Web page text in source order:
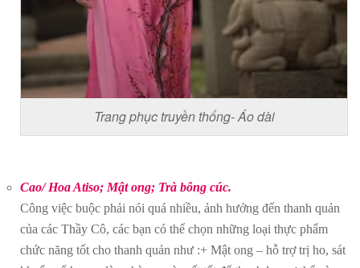
Trang phục truyền thống- Áo dài
Cao/ Hoa Atiso; Mật ong; Trà bông cúc.
Công việc buộc phải nói quá nhiều, ảnh hưởng đến thanh quản
của các Thầy Cô, các bạn có thể chọn những loại thực phẩm
chức năng tốt cho thanh quản như :+ Mật ong – hỗ trợ trị ho, sát